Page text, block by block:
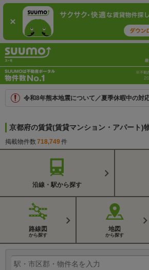
令和8年熊本地震について／夏季休暇中の対
京都府の賃貸(賃貸マンション・アパート)
掲載物件数 718,749件
沿線・駅から探す
路線図
から探す
地図
から探す